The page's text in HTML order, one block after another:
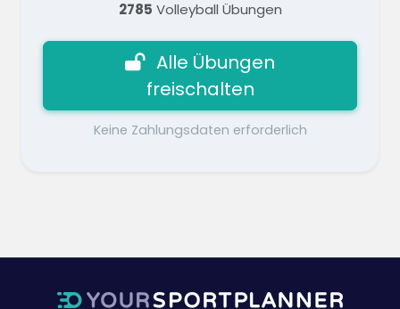
2785 Volleyball Übungen
Alle Übungen
freischalten
Keine Zahlungsdaten erforderlich